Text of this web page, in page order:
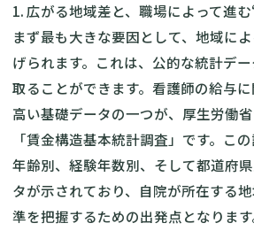
1. 広がる地域差と、職場によって進
まず最も大きな要因として、地域に
げられます。これは、公的な統計デ
取ることができます。看護師の給与
高い基礎データの一つが、厚生労働
「賃金構造基本統計調査」です。こ
年齢別、経験年数別、そして都道府
タが示されており、自院が所在する
準を把握するための出発点となります